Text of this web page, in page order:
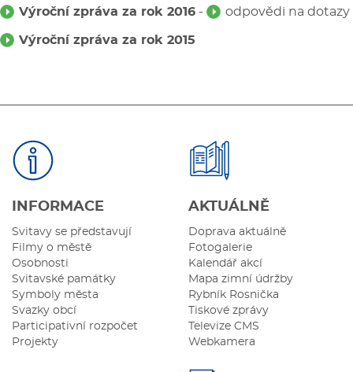
Výroční zpráva za rok 2016 - odpovědi na dotazy
Výroční zpráva za rok 2015
INFORMACE
Svitavy se představují
Filmy o městě
Osobnosti
Svitavské památky
Symboly města
Svazky obcí
Participativní rozpočet
Projekty
AKTUÁLNĚ
Doprava aktuálně
Fotogalerie
Kalendář akcí
Mapa zimní údržby
Rybník Rosnička
Tiskové zprávy
Televize CMS
Webkamera